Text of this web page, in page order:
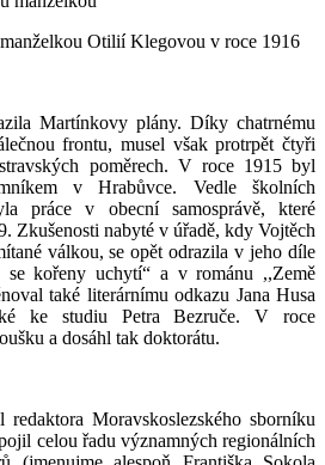
Otilií Klegovou v roce 1916
Martínkovy plány. Díky chatrnému
frontu, musel však protrpět čtyři
poměrech. V roce 1915 byl
v Hrabůvce. Vedle školních
práce v obecní samosprávě, které
Zkušenosti nabyté v úřadě, kdy Vojtěch
válkou, se opět odrazila v jeho díle
kořeny uchytí“ a v románu ,,Země
také literárnímu odkazu Jana Husa
ke studiu Petra Bezruče. V roce
a dosáhl tak doktorátu.
Moravskoslezského sborníku
celou řadu významných regionálních